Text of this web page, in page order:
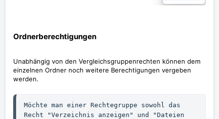
Ordnerberechtigungen
Unabhängig von den Vergleichsgruppenrechten können dem
einzelnen Ordner noch weitere Berechtigungen vergeben
werden.
Möchte man einer Rechtegruppe sowohl das
Recht "Verzeichnis anzeigen" und "Dateien